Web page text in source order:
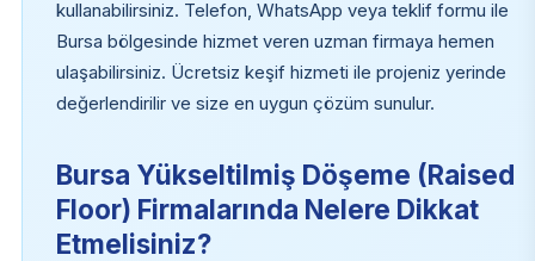
kullanabilirsiniz. Telefon, WhatsApp veya teklif formu ile
Bursa bölgesinde hizmet veren uzman firmaya hemen
ulaşabilirsiniz. Ücretsiz keşif hizmeti ile projeniz yerinde
değerlendirilir ve size en uygun çözüm sunulur.
Bursa Yükseltilmiş Döşeme (Raised
Floor) Firmalarında Nelere Dikkat
Etmelisiniz?